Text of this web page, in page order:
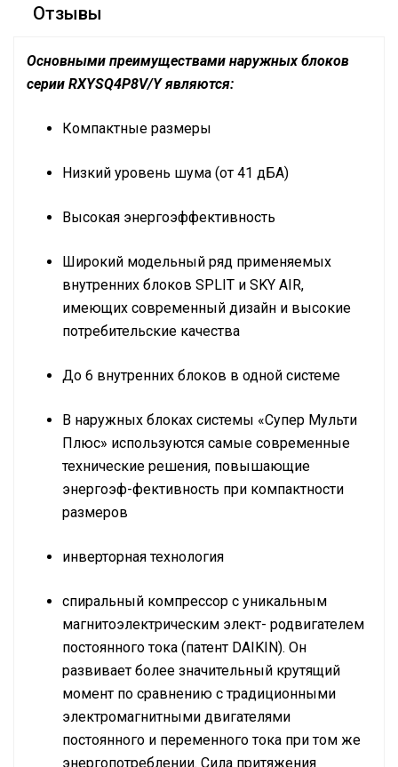
Отзывы
Основными преимуществами наружных блоков
серии RXYSQ4P8V/Y являются:
Компактные размеры
Низкий уровень шума (от 41 дБА)
Высокая энергоэффективность
Широкий модельный ряд применяемых
внутренних блоков SPLIT и SKY AIR,
имеющих современный дизайн и высокие
потребительские качества
До 6 внутренних блоков в одной системе
В наружных блоках системы «Супер Мульти
Плюс» используются самые современные
технические решения, повышающие
энергоэф-фективность при компактности
размеров
инверторная технология
спиральный компрессор с уникальным
магнитоэлектрическим элект- родвигателем
постоянного тока (патент DAIKIN). Он
развивает более значительный крутящий
момент по сравнению с традиционными
электромагнитными двигателями
постоянного и переменного тока при том же
энергопотреблении. Сила притяжения